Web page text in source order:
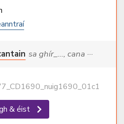
sa ghír_..., cana ···
& éist